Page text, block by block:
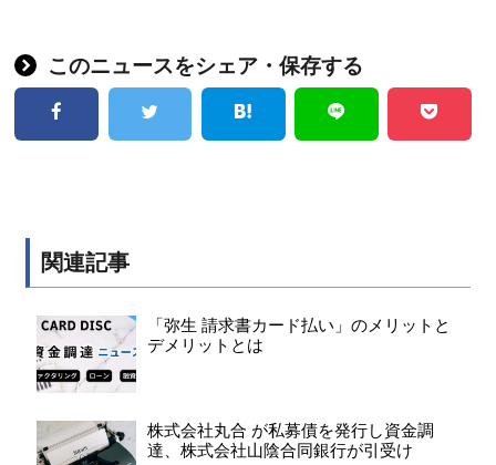
このニュースをシェア・保存する
関連記事
「弥生 請求書カード払い」のメリットと
デメリットとは
株式会社丸合 が私募債を発行し資金調
達、株式会社山陰合同銀行が引受け